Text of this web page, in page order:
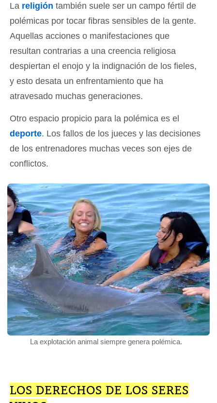
La religión también suele ser un campo fértil de
polémicas por tocar fibras sensibles de la gente.
Aquellas acciones o manifestaciones que
resultan contrarias a una creencia religiosa
despiertan el enojo y la indignación de los fieles,
y esto desata un enfrentamiento que ha
atravesado muchas generaciones.
Otro espacio propicio para la polémica es el
deporte. Los fallos de los jueces y las decisiones
de los entrenadores muchas veces son ejes de
conflictos.
La explotación animal siempre genera polémica.
LOS DERECHOS DE LOS SERES